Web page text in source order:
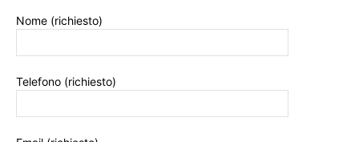
Nome (richiesto)
Telefono (richiesto)